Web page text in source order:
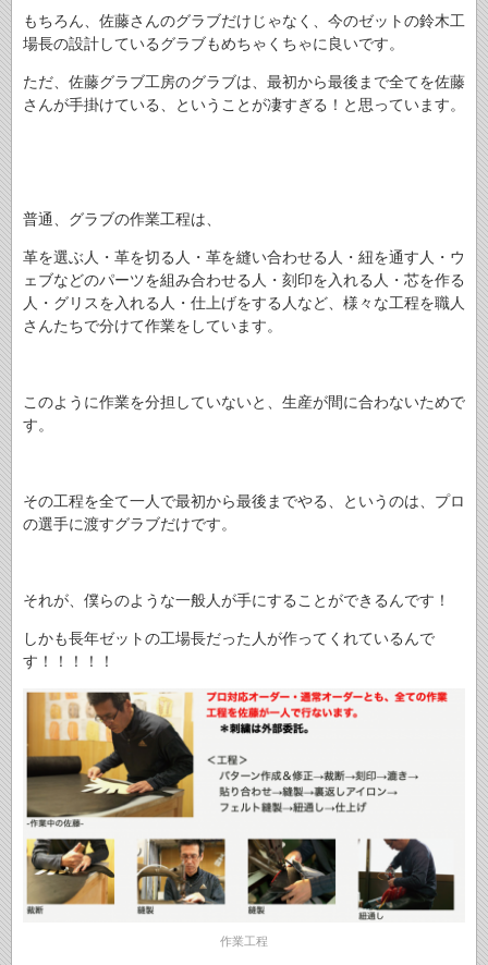
もちろん、佐藤さんのグラブだけじゃなく、今のゼットの鈴木工
場長の設計しているグラブもめちゃくちゃに良いです。
ただ、佐藤グラブ工房のグラブは、最初から最後まで全てを佐藤
さんが手掛けている、ということが凄すぎる！と思っています。
普通、グラブの作業工程は、
革を選ぶ人・革を切る人・革を縫い合わせる人・紐を通す人・ウ
ェブなどのパーツを組み合わせる人・刻印を入れる人・芯を作る
人・グリスを入れる人・仕上げをする人など、様々な工程を職人
さんたちで分けて作業をしています。
このように作業を分担していないと、生産が間に合わないためで
す。
その工程を全て一人で最初から最後までやる、というのは、プロ
の選手に渡すグラブだけです。
それが、僕らのような一般人が手にすることができるんです！
しかも長年ゼットの工場長だった人が作ってくれているんで
す！！！！！
作業工程